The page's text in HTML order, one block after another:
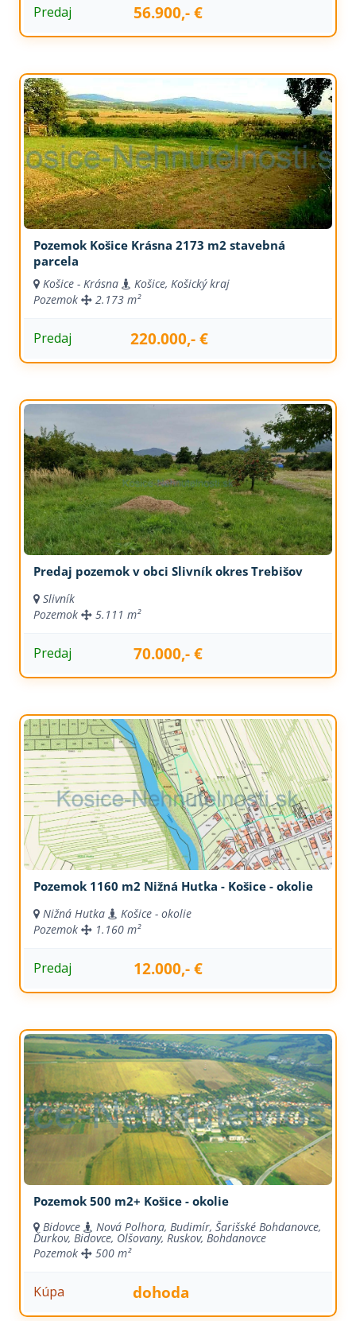
Predaj 56.900,- €
Pozemok Košice Krásna 2173 m2 stavebná
parcela
Košice - Krásna
Košice, Košický kraj
Pozemok
2.173 m²
Predaj 220.000,- €
Predaj pozemok v obci Slivník okres Trebišov
Slivník
Pozemok
5.111 m²
Predaj 70.000,- €
Pozemok 1160 m2 Nižná Hutka - Košice - okolie
Nižná Hutka
Košice - okolie
Pozemok
1.160 m²
Predaj 12.000,- €
Pozemok 500 m2+ Košice - okolie
Bidovce Nová Polhora, Budimír, Šarišské Bohdanovce,
Ďurkov, Bidovce, Olšovany, Ruskov, Bohdanovce
Pozemok
500 m²
Kúpa dohoda